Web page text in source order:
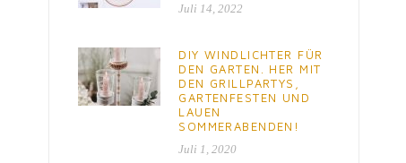
Juli 14, 2022
DIY WINDLICHTER FÜR
DEN GARTEN. HER MIT
DEN GRILLPARTYS,
GARTENFESTEN UND
LAUEN
SOMMERABENDEN!
Juli 1, 2020